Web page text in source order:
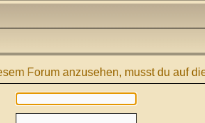
Forum anzusehen, musst du auf